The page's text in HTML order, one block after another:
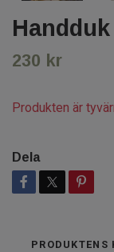
230 kr
Produkten är
Dela